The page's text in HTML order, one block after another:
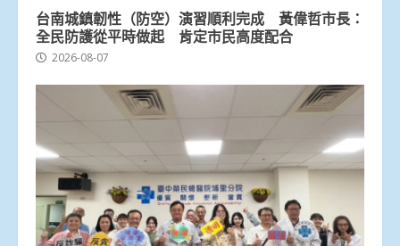
台南城鎮韌性（防空）演習順利完成 黃偉哲市長：
全民防護從平時做起 肯定市民高度配合
2026-08-07